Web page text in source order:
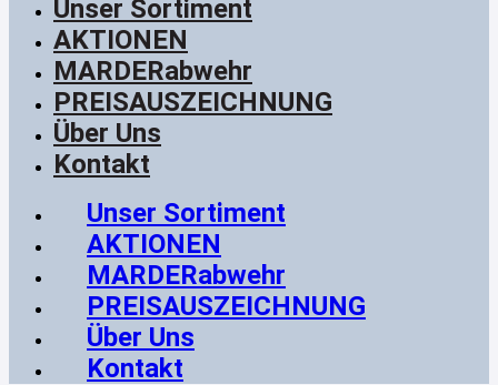
Unser Sortiment
AKTIONEN
MARDERabwehr
PREISAUSZEICHNUNG
Über Uns
Kontakt
Unser Sortiment
AKTIONEN
MARDERabwehr
PREISAUSZEICHNUNG
Über Uns
Kontakt